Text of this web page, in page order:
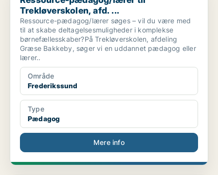
Trekløverskolen, afd. ...
Ressource-pædagog/lærer søges – vil du være med
til at skabe deltagelsesmuligheder i komplekse
børnefællesskaber?På Trekløverskolen, afdeling
Græse Bakkeby, søger vi en uddannet pædagog eller
lærer..
Område
Frederikssund
Type
Pædagog
Mere info